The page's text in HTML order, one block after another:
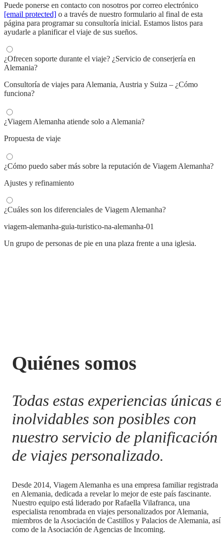
Puede ponerse en contacto con nosotros por correo electrónico
[email protected] o a través de nuestro formulario al final de esta
página para programar su consultoría inicial. Estamos listos para
ayudarle a planificar el viaje de sus sueños.
¿Ofrecen soporte durante el viaje? ¿Servicio de conserjería en
Alemania?
Consultoría de viajes para Alemania, Austria y Suiza – ¿Cómo
funciona?
¿Viagem Alemanha atiende solo a Alemania?
Propuesta de viaje
¿Cómo puedo saber más sobre la reputación de Viagem Alemanha?
Ajustes y refinamiento
¿Cuáles son los diferenciales de Viagem Alemanha?
viagem-alemanha-guia-turistico-na-alemanha-01
Un grupo de personas de pie en una plaza frente a una iglesia.
Quiénes somos
Todas estas experiencias únicas
inolvidables son posibles con
nuestro servicio de planificación
de viajes personalizado.
Desde 2014, Viagem Alemanha es una empresa familiar registrada
en Alemania, dedicada a revelar lo mejor de este país fascinante.
Nuestro equipo está liderado por Rafaella Vilafranca, una
especialista renombrada en viajes personalizados por Alemania,
miembros de la Asociación de Castillos y Palacios de Alemania, así
como de la Asociación de Agencias de Incoming.